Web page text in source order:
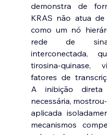
demonstra de
KRAS não atua de
como um nó
rede de
interconectada,
tirosina-quinase,
fatores de
A inibição
necessária,
aplicada
mecanismos